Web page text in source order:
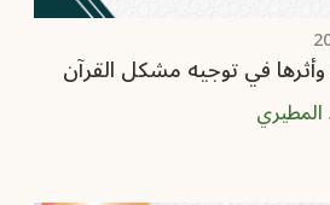
وأثرها في توجيه مشكل القرآن